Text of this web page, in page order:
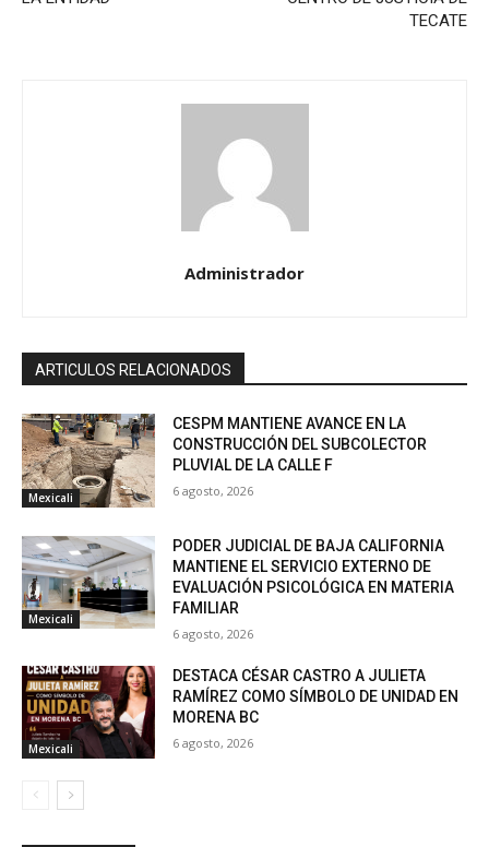
TECATE
Administrador
ARTICULOS RELACIONADOS
Mexicali
CESPM MANTIENE AVANCE EN LA
CONSTRUCCIÓN DEL SUBCOLECTOR
PLUVIAL DE LA CALLE F
6 agosto, 2026
Mexicali
PODER JUDICIAL DE BAJA CALIFORNIA
MANTIENE EL SERVICIO EXTERNO DE
EVALUACIÓN PSICOLÓGICA EN MATERIA
FAMILIAR
6 agosto, 2026
Mexicali
DESTACA CÉSAR CASTRO A JULIETA
RAMÍREZ COMO SÍMBOLO DE UNIDAD EN
MORENA BC
6 agosto, 2026